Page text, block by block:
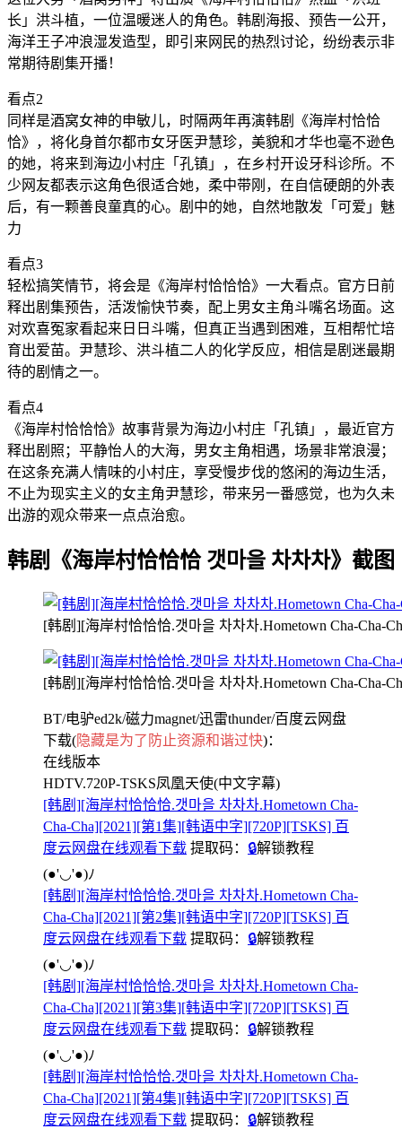
长」洪斗植，一位温暖迷人的角色。韩剧海报、预告一公开，
海洋王子冲浪湿发造型，即引来网民的热烈讨论，纷纷表示非
常期待剧集开播！
看点2
同样是酒窝女神的申敏儿，时隔两年再演韩剧《海岸村恰恰
恰》，将化身首尔都市女牙医尹慧珍，美貌和才华也毫不逊色
的她，将来到海边小村庄「孔镇」，在乡村开设牙科诊所。不
少网友都表示这角色很适合她，柔中带刚，在自信硬朗的外表
后，有一颗善良童真的心。剧中的她，自然地散发「可爱」魅
力
看点3
轻松搞笑情节，将会是《海岸村恰恰恰》一大看点。官方日前
释出剧集预告，活泼愉快节奏，配上男女主角斗嘴名场面。这
对欢喜冤家看起来日日斗嘴，但真正当遇到困难，互相帮忙培
育出爱苗。尹慧珍、洪斗植二人的化学反应，相信是剧迷最期
待的剧情之一。
看点4
《海岸村恰恰恰》故事背景为海边小村庄「孔镇」，最近官方
释出剧照；平静怡人的大海，男女主角相遇，场景非常浪漫；
在这条充满人情味的小村庄，享受慢步伐的悠闲的海边生活，
不止为现实主义的女主角尹慧珍，带来另一番感觉，也为久未
出游的观众带来一点点治愈。
韩剧《海岸村恰恰恰 갯마을 차차차》截图
[韩剧][海岸村恰恰恰.갯마을 차차차.Hometown Cha-
[韩剧][海岸村恰恰恰.갯마을 차차차.Hometown Cha-
BT/电驴ed2k/磁力magnet/迅雷thunder/百度云网盘
下载(隐藏是为了防止资源和谐过快)：
在线版本
HDTV.720P-TSKS凤凰天使(中文字幕)
[韩剧][海岸村恰恰恰.갯마을 차차차.Hometown Cha-
Cha-Cha][2021][第1集][韩语中字][720P][TSKS] 百
度云网盘在线观看下载 提取码： 🔒解锁教程
(●'◡'●)ﾉ
[韩剧][海岸村恰恰恰.갯마을 차차차.Hometown Cha-
Cha-Cha][2021][第2集][韩语中字][720P][TSKS] 百
度云网盘在线观看下载 提取码： 🔒解锁教程
(●'◡'●)ﾉ
[韩剧][海岸村恰恰恰.갯마을 차차차.Hometown Cha-
Cha-Cha][2021][第3集][韩语中字][720P][TSKS] 百
度云网盘在线观看下载 提取码： 🔒解锁教程
(●'◡'●)ﾉ
[韩剧][海岸村恰恰恰.갯마을 차차차.Hometown Cha-
Cha-Cha][2021][第4集][韩语中字][720P][TSKS] 百
度云网盘在线观看下载 提取码： 🔒解锁教程